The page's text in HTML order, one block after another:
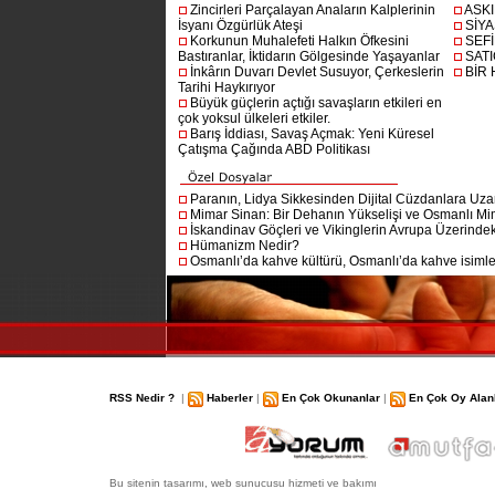
Zincirleri Parçalayan Anaların Kalplerinin
İsyanı Özgürlük Ateşi
Korkunun Muhalefeti Halkın Öfkesini
Bastıranlar, İktidarın Gölgesinde Yaşayanlar
İnkârın Duvarı Devlet Susuyor, Çerkeslerin
Tarihi Haykırıyor
Büyük güçlerin açtığı savaşların etkileri en
çok yoksul ülkeleri etkiler.
Barış İddiası, Savaş Açmak: Yeni Küresel
Çatışma Çağında ABD Politikası
BİR
Paranın, Lidya Sikkesinden Dijital Cüzdanlara
Mimar Sinan: Bir Dehanın Yükselişi ve Osmanlı
İskandinav Göçleri ve Vikinglerin Avrupa
Hümanizm Nedir?
Osmanlı’da kahve kültürü, Osmanlı’da kahve
RSS Nedir ? | Haberler | En Çok Okunanlar | En Çok Oy
Bu sitenin tasarımı, web sunucusu hizmeti ve bakımı